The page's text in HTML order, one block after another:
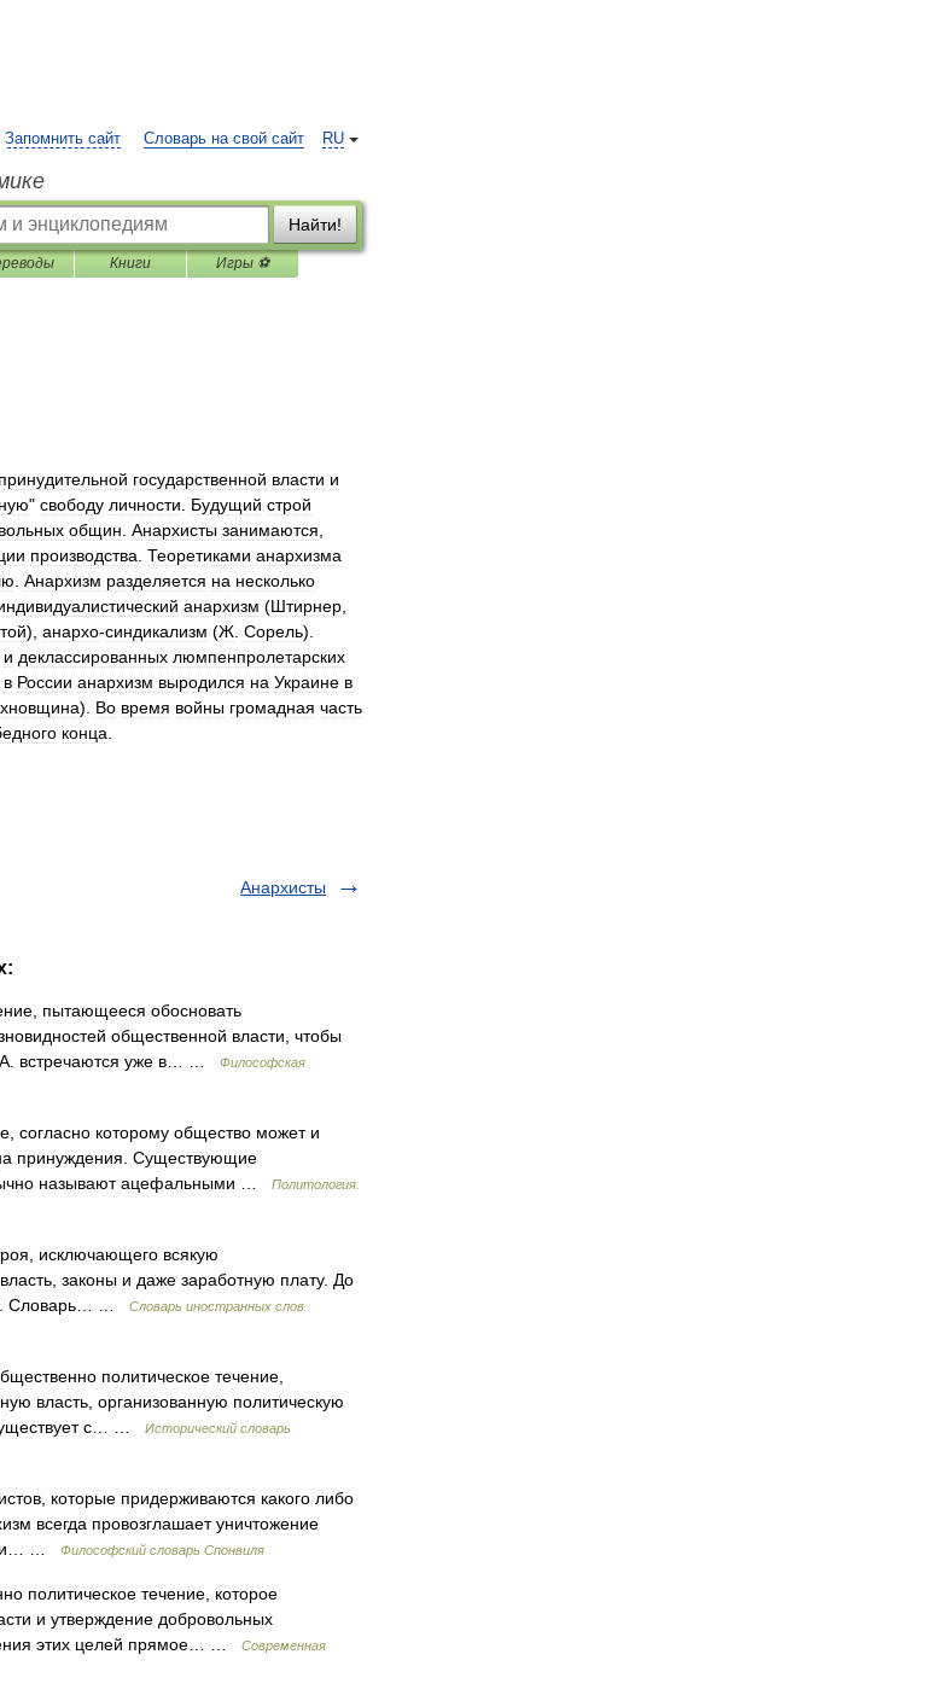
RU
Запомнить сайт Словарь на свой сайт
Найти!
Книги Игры ⚽
принудительной государственной власти и
" свободу личности Будущий строй
вольных общин Анархисты занимаются
производства Теоретиками анархизма
Анархизм разделяется на несколько
анархизм (Штирнер
), анархо-синдикализм (Ж Сорель).
и деклассированных люмпенпролетарских
в России анархизм выродился на Украине в
). Во время войны громадная часть
конца
Анархисты
пытающееся обосновать
общественной власти, чтобы
А. встречаются уже в… …
Философская
согласно которому общество может и
принуждения. Существующие
называют ацефальными …
Политология.
исключающего всякую
законы и даже заработную плату. До
Словарь… …
Словарь иностранных слов
политическое течение,
власть, организованную политическую
с… …
Исторический словарь
которые придерживаются какого либо
всегда провозглашает уничтожение
ни… …
Философский словарь Спонвиля
политическое течение, которое
и утверждение добровольных
этих целей прямое… …
Современная